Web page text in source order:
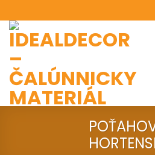
to
content